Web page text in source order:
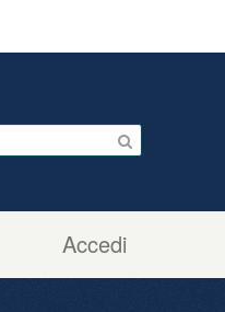
Accedi